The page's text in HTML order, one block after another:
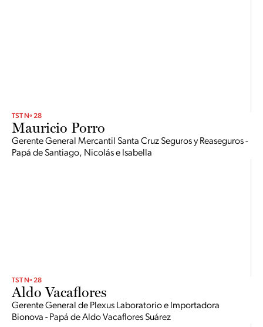
TST Nº 28
Mauricio Porro
Gerente General Mercantil Santa Cruz Seguros y Reaseguros -
Papá de Santiago, Nicolás e Isabella
TST Nº 28
Aldo Vacaflores
Gerente General de Plexus Laboratorio e Importadora
Bionova - Papá de Aldo Vacaflores Suárez